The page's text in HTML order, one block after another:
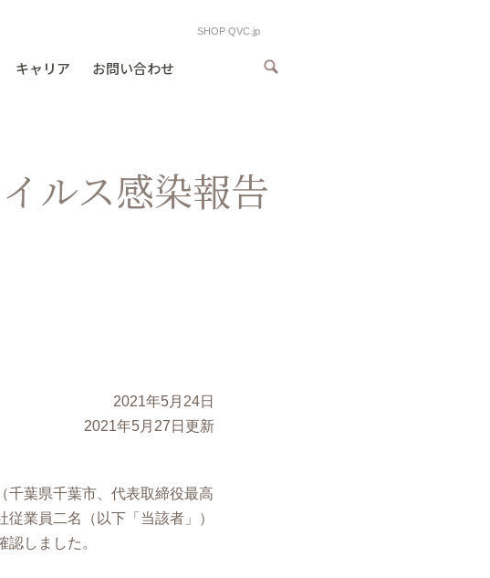
キャリア お問い合わせ
SHOP QVC.jp
ルス感染報告
2021年5月24日
2021年5月27日更新
千葉県千葉市、代表取締役最⾼
業員二名（以下「当該者」）
しました。